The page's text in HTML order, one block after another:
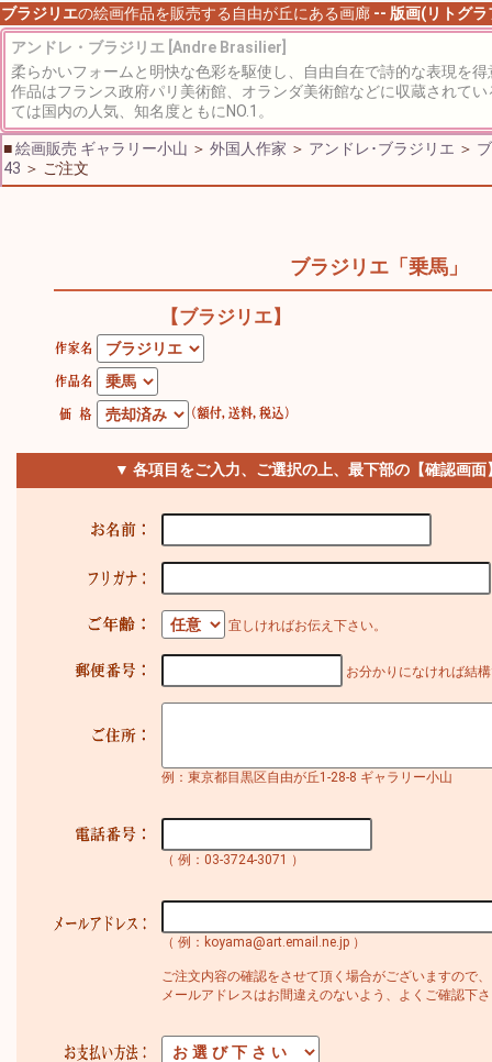
ブラジリエの絵画作品を販売する自由が丘にある画廊 -- 版画(リトグ
アンドレ・ブラジリエ [Andre Brasilier]
柔らかいフォームと明快な色彩を駆使し、自由自在で詩的な表現を
作品はフランス政府パリ美術館、オランダ美術館などに収蔵されて
ては国内の人気、知名度ともにNO.1。
■絵画販売 ギャラリー小山 ＞ 外国人作家 ＞ アンドレ･ブラジリエ ＞
43 ＞ ご注文
ブラジリエ「乗馬」
【ブラジリエ】
▼ 各項目をご入力、ご選択の上、最下部の【確認画
宜しければお伝え下さい。
お分かりになければ結
例：東京都目黒区自由が丘1-28-8 ギャラリー小山
（ 例：03-3724-3071 ）
（ 例：koyama@art.email.ne.jp ）
ご注文内容の確認をさせて頂く場合がございますので、
メールアドレスはお間違えのないよう、よくご確認下